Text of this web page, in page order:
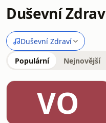
Duševní
Duševní Zdraví
Populární Nejnovější
VO